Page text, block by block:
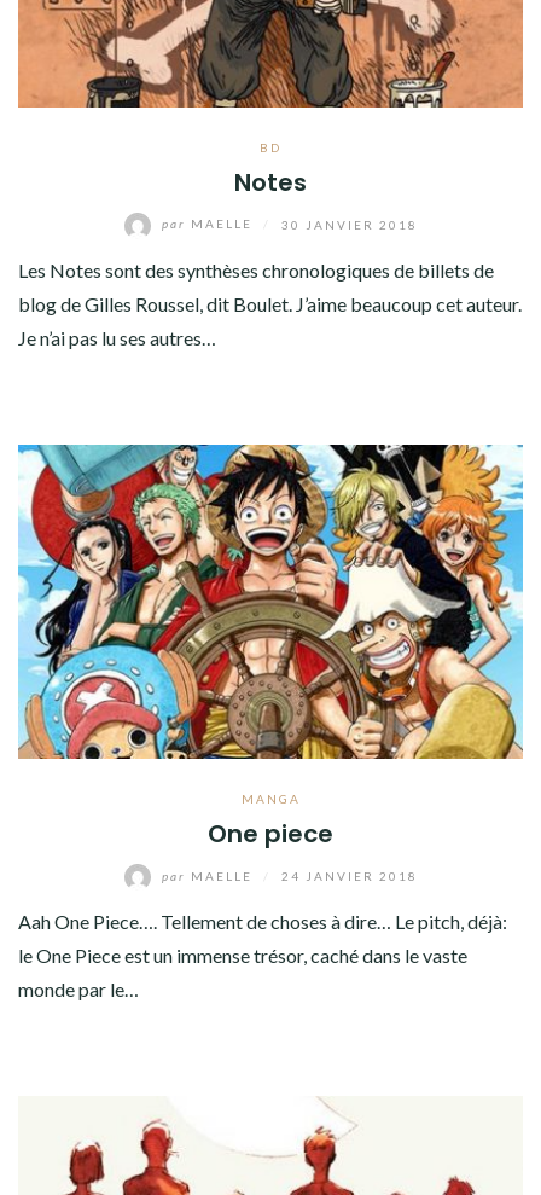
BD
Notes
par MAELLE 30 JANVIER 2018
Les Notes sont des synthèses chronologiques de billets de
blog de Gilles Roussel, dit Boulet. J’aime beaucoup cet auteur.
Je n’ai pas lu ses autres…
MANGA
One piece
par MAELLE 24 JANVIER 2018
Aah One Piece…. Tellement de choses à dire… Le pitch, déjà:
le One Piece est un immense trésor, caché dans le vaste
monde par le…